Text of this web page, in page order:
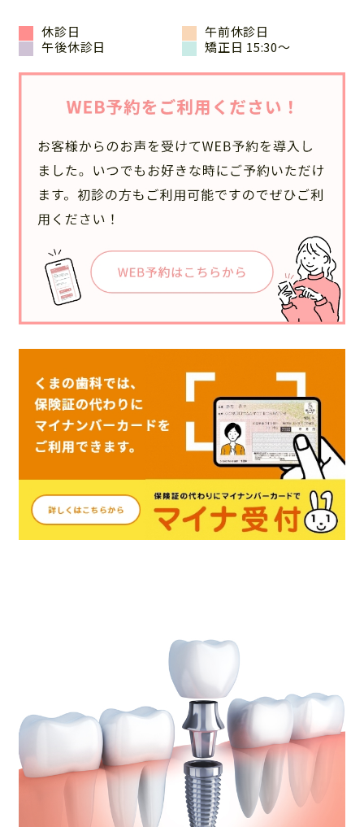
休診日
午前休診日
午後休診日
矯正日 15:30～